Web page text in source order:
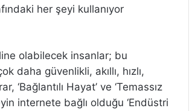
her şeyi kullanıyor
olabilecek insanlar; bu
daha güvenlikli, akıllı, hızlı,
Hayat’ ve ‘Temassız
internete bağlı olduğu ‘Endüstri